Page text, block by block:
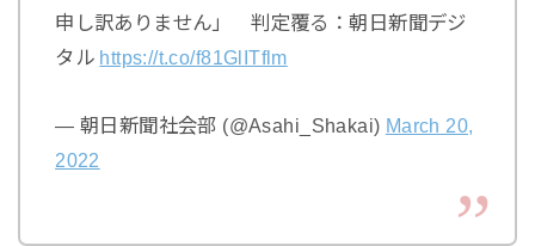
申し訳ありません」 判定覆る：朝日新聞デジ
タル https://t.co/f81GlITflm
— 朝日新聞社会部 (@Asahi_Shakai) March 20,
2022